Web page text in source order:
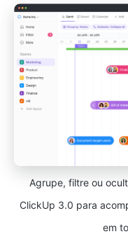
Agrupe, filtre ou
ClickUp 3.0 para
em